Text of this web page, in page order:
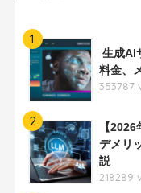
1
生成AI
料金、
353787
2
【
デメリ
説
218289